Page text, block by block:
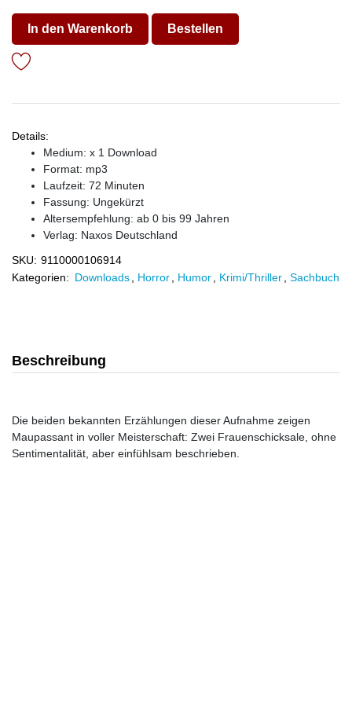
In den Warenkorb Bestellen
Details:
Medium: x 1 Download
Format: mp3
Laufzeit: 72 Minuten
Fassung: Ungekürzt
Altersempfehlung: ab 0 bis 99 Jahren
Verlag: Naxos Deutschland
SKU: 9110000106914
Kategorien: Downloads Horror Humor Krimi/Thriller Sachbuch
Beschreibung
Die beiden bekannten Erzählungen dieser Aufnahme zeigen
Maupassant in voller Meisterschaft: Zwei Frauenschicksale, ohne
Sentimentalität, aber einfühlsam beschrieben.